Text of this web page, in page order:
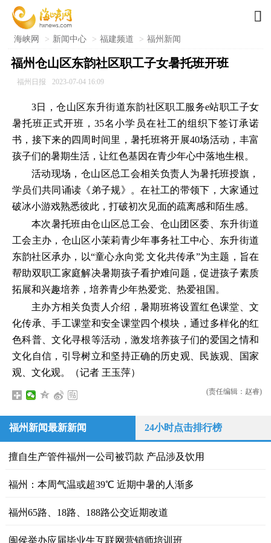

海峡网 > 新闻中心 > 福建频道 > 福州新闻
福州仓山区东韵社区职工子女暑托班开班
福州日报 2023-07-04 16:09
3日，仓山区东升街道东韵社区职工服务e站职工子女
暑托班正式开班，35名小学员在社工的组织下签订承诺
书，接下来的四周时间里，暑托班将开展40场活动，丰富
孩子们的暑期生活，让红色基因在青少年心中落地生根。
活动现场，仓山区总工会相关负责人为暑托班授旗，
学员们共同诵读《弟子规》。在社工的带领下，大家通过
破冰小游戏熟悉彼此，打破初次见面的疏离感和陌生感。
本次暑托班由仓山区总工会、仓山团区委、东升街道
工会主办，仓山区小茉莉青少年事务社工中心、东升街道
东韵社区承办，以“童心永向党 文化共传承”为主题，旨在
帮助双职工家庭解决暑期孩子看护难问题，促进孩子素质
拓展和兴趣培养，培养青少年热爱党、热爱祖国。
主办方相关负责人介绍，暑期班将设置红色课堂、文
化传承、手工课堂和安全课堂四个模块，通过多样化的红
色科普、文化寻根等活动，激发培养孩子们的爱国之情和
文化自信，引导树立和坚持正确的历史观、民族观、国家
观、文化观。（记者 王玉萍）
(责任编辑：赵睿)
福州新闻最新新闻 24小时点击排行榜
擅自生产管件福州一公司被罚款 产品涉及饮用
福州：本周气温或超39℃ 近期中暑的人渐多
福州65路、18路、188路公交近期改道
闽侯举办应届毕业生互联网营销师培训班